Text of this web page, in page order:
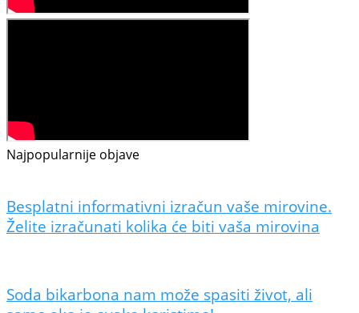
Najpopularnije objave
Besplatni informativni izračun vaše mirovine.
Želite izračunati kolika će biti vaša mirovina
Soda bikarbona nam može spasiti život, ali